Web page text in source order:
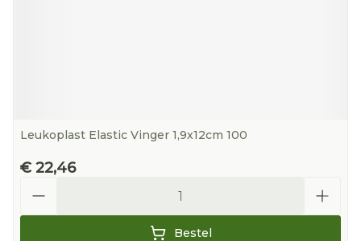
Leukoplast Elastic Vinger 1,9x12cm 100
€ 22,46
Bestel